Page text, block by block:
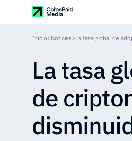
Inicio>Noticias>La tasa global de
La tasa
de